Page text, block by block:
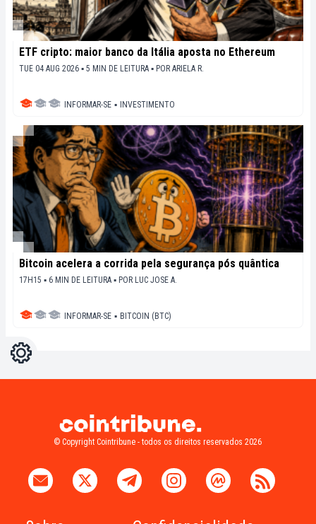
ETF cripto: maior banco da Itália aposta no Ethereum
TUE 04 AUG 2026 ▪ 5 MIN DE LEITURA ▪ POR ARIELA R.
INFORMAR-SE ▪ INVESTIMENTO
Bitcoin acelera a corrida pela segurança pós quântica
17H15 ▪ 6 MIN DE LEITURA ▪ POR LUC JOSE A.
INFORMAR-SE ▪ BITCOIN (BTC)
Configurações
© Copyright Cointribune - todos os direitos reservados 2026